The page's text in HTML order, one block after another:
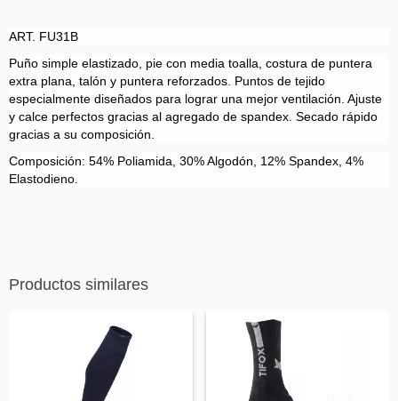
ART. FU31B
Puño simple elastizado, pie con media toalla, costura de puntera
extra plana, talón y puntera reforzados. Puntos de tejido
especialmente diseñados para lograr una mejor ventilación. Ajuste
y calce perfectos gracias al agregado de spandex. Secado rápido
gracias a su composición.
Composición: 54% Poliamida, 30% Algodón, 12% Spandex, 4%
Elastodieno.
Productos similares